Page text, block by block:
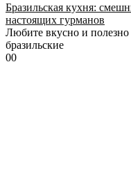
Бразильская кухня:
настоящих гурманов
Любите вкусно и полезно
бразильские
00